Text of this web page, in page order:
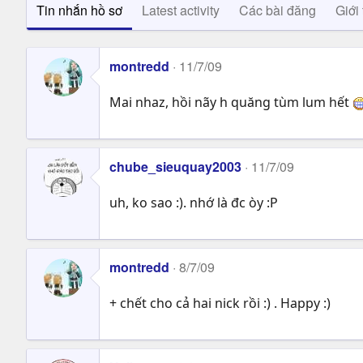
Tin nhắn hồ sơ Latest activity Các bài đăng Giới
montredd 11/7/09
Mai nhaz, hồi nãy h quăng tùm lum hết
chube_sieuquay2003 11/7/09
uh, ko sao :). nhớ là đc òy :P
montredd 8/7/09
+ chết cho cả hai nick rồi :) . Happy :)